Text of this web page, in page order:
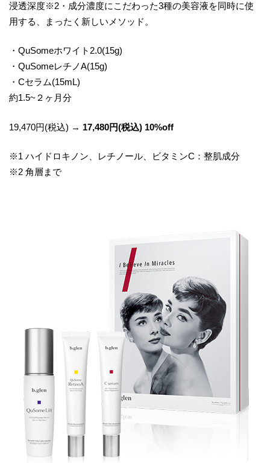
浸透深度※2・成分濃度にこだわった3種の美容液を同時に使
用する、まったく新しいメソッド。
・QuSomeホワイト2.0(15g)
・QuSomeレチノA(15g)
・Cセラム(15mL)
約1.5~２ヶ月分
19,470円(税込) → 17,480円(税込) 10%off
※1 ハイドロキノン、レチノール、ビタミンC：整肌成分
※2 角層まで